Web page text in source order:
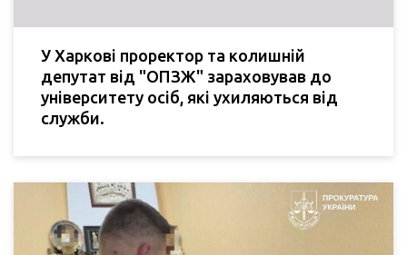
У Харкові проректор та колишній
депутат від "ОПЗЖ" зараховував до
університету осіб, які ухиляються від
служби.